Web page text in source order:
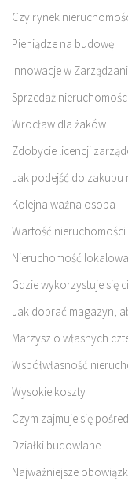
Czy rynek
Pieniądze na budowę
Innowacje w
Sprzedaż
Wrocław dla żaków
Zdobycie licencji
Jak podejść do zakupu
Kolejna ważna osoba
Wartość
Nieruchomość lokalowa
Gdzie wykorzystuje się
Jak dobrać magazyn,
Marzysz o własnych
Współwłasność
Wysokie koszty
Czym zajmuje się
Działki budowlane
Najważniejsze